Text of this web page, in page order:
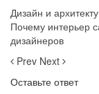
Дизайн и
Почему интерьер
дизайнеров
Prev Next
Оставьте ответ